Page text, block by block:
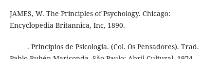
JAMES, W. The Principles of Psychology. Chicago:
Encyclopedia Britannica, Inc, 1890.
______. Princípios de Psicologia. (Col. Os Pensadores). Trad.